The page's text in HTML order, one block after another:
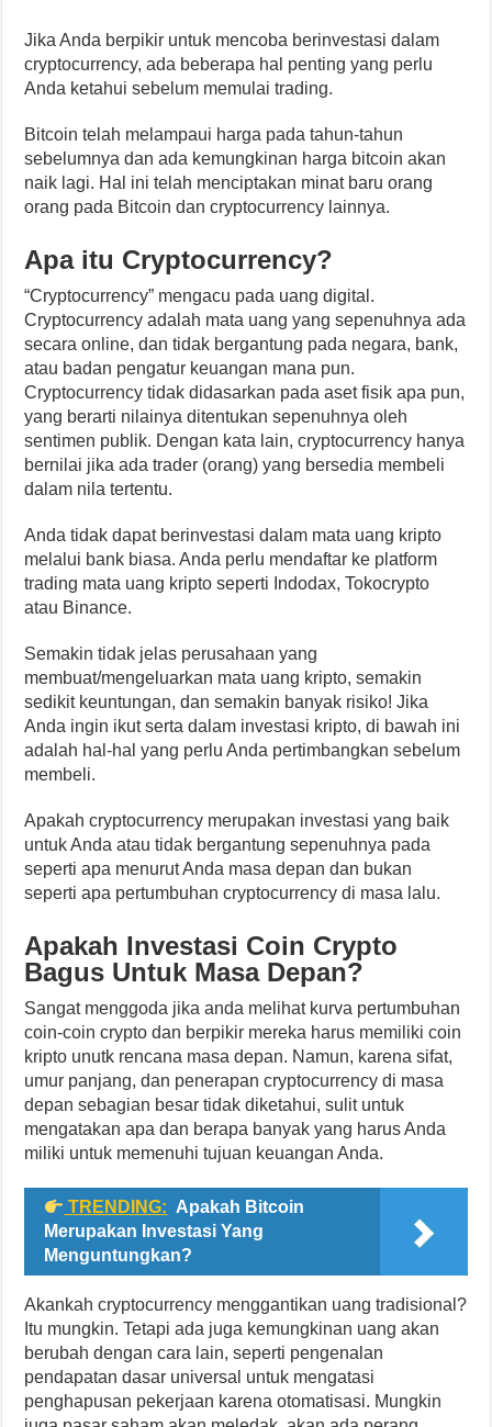
Jika Anda berpikir untuk mencoba berinvestasi dalam
cryptocurrency, ada beberapa hal penting yang perlu
Anda ketahui sebelum memulai trading.
Bitcoin telah melampaui harga pada tahun-tahun
sebelumnya dan ada kemungkinan harga bitcoin akan
naik lagi. Hal ini telah menciptakan minat baru orang
orang pada Bitcoin dan cryptocurrency lainnya.
Apa itu Cryptocurrency?
“Cryptocurrency” mengacu pada uang digital.
Cryptocurrency adalah mata uang yang sepenuhnya ada
secara online, dan tidak bergantung pada negara, bank,
atau badan pengatur keuangan mana pun.
Cryptocurrency tidak didasarkan pada aset fisik apa pun,
yang berarti nilainya ditentukan sepenuhnya oleh
sentimen publik. Dengan kata lain, cryptocurrency hanya
bernilai jika ada trader (orang) yang bersedia membeli
dalam nila tertentu.
Anda tidak dapat berinvestasi dalam mata uang kripto
melalui bank biasa. Anda perlu mendaftar ke platform
trading mata uang kripto seperti Indodax, Tokocrypto
atau Binance.
Semakin tidak jelas perusahaan yang
membuat/mengeluarkan mata uang kripto, semakin
sedikit keuntungan, dan semakin banyak risiko! Jika
Anda ingin ikut serta dalam investasi kripto, di bawah ini
adalah hal-hal yang perlu Anda pertimbangkan sebelum
membeli.
Apakah cryptocurrency merupakan investasi yang baik
untuk Anda atau tidak bergantung sepenuhnya pada
seperti apa menurut Anda masa depan dan bukan
seperti apa pertumbuhan cryptocurrency di masa lalu.
Apakah Investasi Coin Crypto
Bagus Untuk Masa Depan?
Sangat menggoda jika anda melihat kurva pertumbuhan
coin-coin crypto dan berpikir mereka harus memiliki coin
kripto unutk rencana masa depan. Namun, karena sifat,
umur panjang, dan penerapan cryptocurrency di masa
depan sebagian besar tidak diketahui, sulit untuk
mengatakan apa dan berapa banyak yang harus Anda
miliki untuk memenuhi tujuan keuangan Anda.
TRENDING: Apakah Bitcoin
Merupakan Investasi Yang
Menguntungkan?
Akankah cryptocurrency menggantikan uang tradisional?
Itu mungkin. Tetapi ada juga kemungkinan uang akan
berubah dengan cara lain, seperti pengenalan
pendapatan dasar universal untuk mengatasi
penghapusan pekerjaan karena otomatisasi. Mungkin